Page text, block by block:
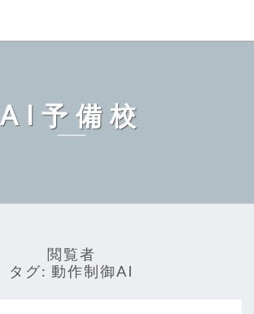
AI予備校
閲覧者
タグ: 動作制御AI